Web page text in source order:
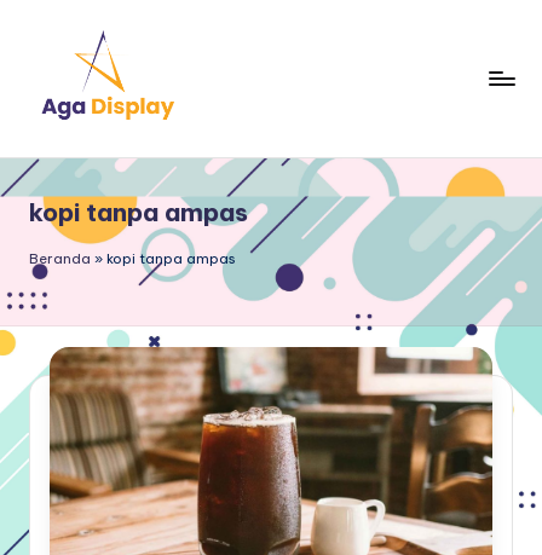
content
kopi tanpa ampas
Beranda » kopi tanpa ampas